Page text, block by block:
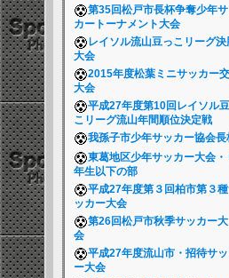
第35回松戸市長杯争奪少年
カートーナメント大会
レイソル流山豆っこリーグ決
大会
2015年度松葉ミニサッカー
大会
平成27年度第10回レイソル
こリーグ流山年間順位決定戦
我孫子市少年サッカー協会
東葛地区少年サッカー大会・
年生以下の部
平成27年度第３回柏市第３
ッカー大会
第26回松戸市秋季サッカー大
会
平成27年度流山市・招待サ
ー大会